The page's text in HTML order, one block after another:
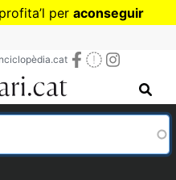
contingut
’l per aconseguir
o Secundària